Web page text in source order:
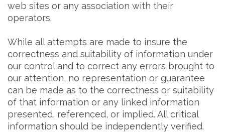
web sites or any association with their
operators.
While all attempts are made to insure the
correctness and suitability of information under
our control and to correct any errors brought to
our attention, no representation or guarantee
can be made as to the correctness or suitability
of that information or any linked information
presented, referenced, or implied. All critical
information should be independently verified.